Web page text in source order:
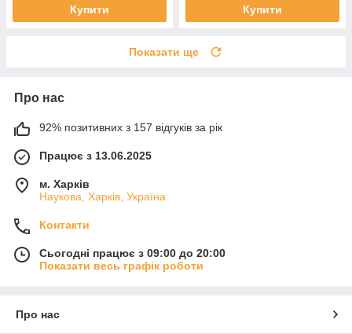
Купити Купити
Показати ще
Про нас
92% позитивних з 157 відгуків за рік
Працює з 13.06.2025
м. Харків
Наукова, Харків, Україна
Контакти
Сьогодні працює з 09:00 до 20:00
Показати весь графік роботи
Про нас